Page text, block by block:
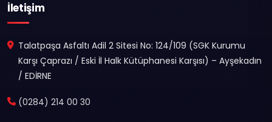
İletişim
Talatpaşa Asfaltı Adil 2 Sitesi No: 124/109 (SGK Kurumu
Karşı Çaprazı / Eski İl Halk Kütüphanesi Karşısı) – Ayşekadın
/ EDİRNE
(0284) 214 00 30